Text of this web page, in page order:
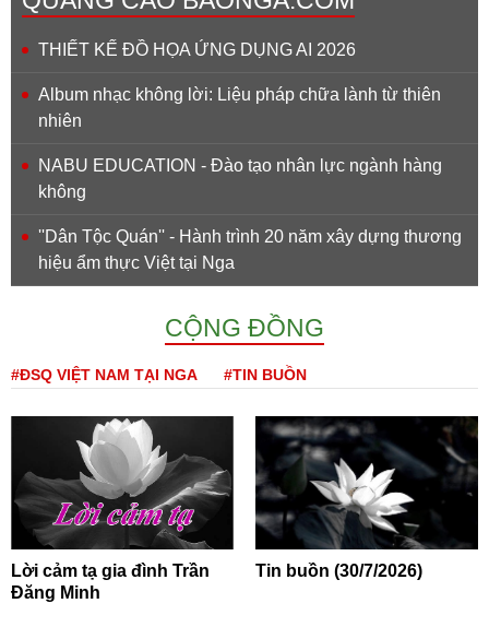
THIẾT KẾ ĐỒ HỌA ỨNG DỤNG AI 2026
Album nhạc không lời: Liệu pháp chữa lành từ thiên
nhiên
NABU EDUCATION - Đào tạo nhân lực ngành hàng
không
''Dân Tộc Quán'' - Hành trình 20 năm xây dựng thương
hiệu ẩm thực Việt tại Nga
CỘNG ĐỒNG
#ĐSQ VIỆT NAM TẠI NGA #TIN BUỒN
Lời cảm tạ gia đình Trần
Đăng Minh
Tin buồn (30/7/2026)